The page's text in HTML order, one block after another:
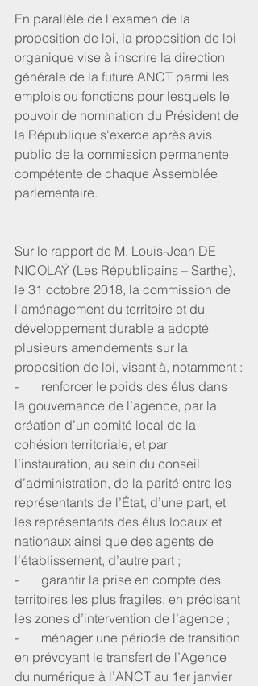
En parallèle de l'examen de la
proposition de loi, la proposition de loi
organique vise à inscrire la direction
générale de la future ANCT parmi les
emplois ou fonctions pour lesquels le
pouvoir de nomination du Président de
la République s'exerce après avis
public de la commission permanente
compétente de chaque Assemblée
parlementaire.
Sur le rapport de M. Louis-Jean DE
NICOLAŸ (Les Républicains – Sarthe),
le 31 octobre 2018, la commission de
l'aménagement du territoire et du
développement durable a adopté
plusieurs amendements sur la
proposition de loi, visant à, notamment :
-       renforcer le poids des élus dans
la gouvernance de l’agence, par la
création d’un comité local de la
cohésion territoriale, et par
l’instauration, au sein du conseil
d’administration, de la parité entre les
représentants de l’État, d’une part, et
les représentants des élus locaux et
nationaux ainsi que des agents de
l’établissement, d’autre part ;
-       garantir la prise en compte des
territoires les plus fragiles, en précisant
les zones d’intervention de l’agence ;
-       ménager une période de transition
en prévoyant le transfert de l’Agence
du numérique à l’ANCT au 1er janvier